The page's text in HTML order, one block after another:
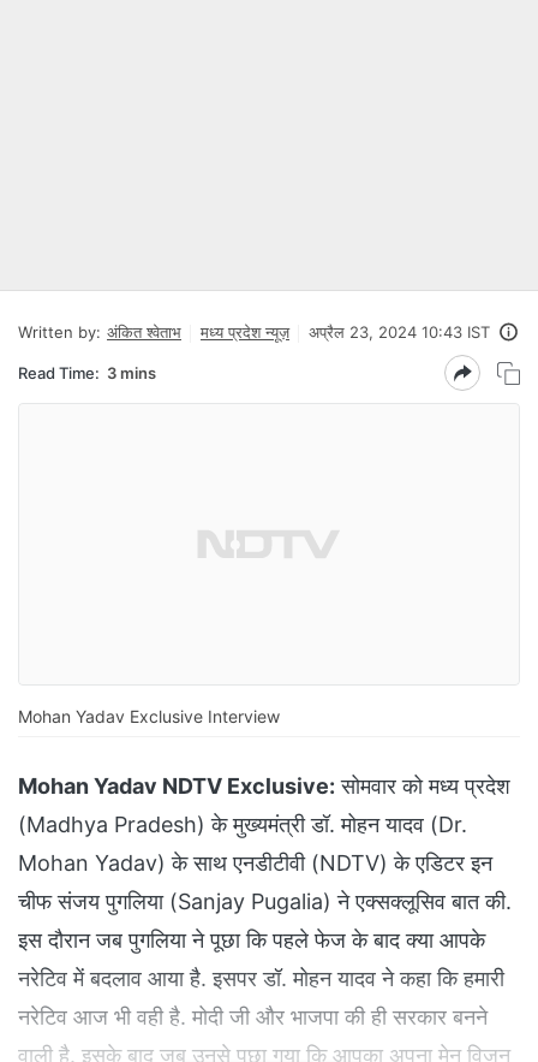
Written by: अंकित श्वेताभ मध्य प्रदेश न्यूज़ अप्रैल 23, 2024 10:43 IST
Read Time: 3 mins
Mohan Yadav Exclusive Interview
Mohan Yadav NDTV Exclusive: सोमवार को मध्य प्रदेश
(Madhya Pradesh) के मुख्यमंत्री डॉ. मोहन यादव (Dr.
Mohan Yadav) के साथ एनडीटीवी (NDTV) के एडिटर इन
चीफ संजय पुगलिया (Sanjay Pugalia) ने एक्सक्लूसिव बात की.
इस दौरान जब पुगलिया ने पूछा कि पहले फेज के बाद क्या आपके
नरेटिव में बदलाव आया है. इसपर डॉ. मोहन यादव ने कहा कि हमारी
नरेटिव आज भी वही है. मोदी जी और भाजपा की ही सरकार बनने
वाली है. इसके बाद जब उनसे पूछा गया कि आपका अपना मेन विजन